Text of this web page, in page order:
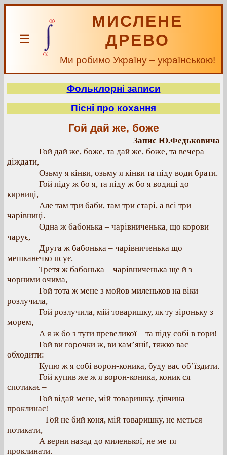
☰
МИСЛЕНЕ
ДРЕВО
Ми робимо Україну – українською!
Фольклорні записи
Пісні про кохання
Гой дай же, боже
Запис Ю.Федьковича
Гой дай же, боже, та дай же, боже, та вечера
діждати,
Озьму я кінви, озьму я кінви та піду води брати.
Гой піду ж бо я, та піду ж бо я водиці до
кирниці,
Але там три баби, там три старі, а всі три
чарівниці.
Одна ж бабонька – чарівниченька, що корови
чарує,
Друга ж бабонька – чарівниченька що
мешканєчко псує.
Третя ж бабонька – чарівниченька ще й з
чорними очима,
Гой тота ж мене з мойов миленьков на віки
розлучила,
Гой розлучила, мій товаришку, як ту зіроньку з
морем,
А я ж бо з туги превеликої – та піду собі в гори!
Гой ви горочки ж, ви кам’янії, тяжко вас
обходити:
Купю ж я собі ворон-коника, буду вас об’їздити.
Гой купив же ж я ворон-коника, коник ся
спотикає –
Гой відай мене, мій товаришку, дівчина
проклинає!
– Гой не бий коня, мій товаришку, не меться
потикати,
А верни назад до миленької, не ме тя
проклинати.